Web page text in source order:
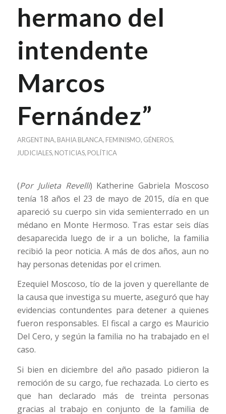
hermano del
intendente
Marcos
Fernández”
ARGENTINA, BAHIA BLANCA, FEMINISMO, GÉNEROS,
JUDICIALES, NOTICIAS, POLÍTICA
(Por Julieta Revelli) Katherine Gabriela Moscoso
tenía 18 años el 23 de mayo de 2015, día en que
apareció su cuerpo sin vida semienterrado en un
médano en Monte Hermoso. Tras estar seis días
desaparecida luego de ir a un boliche, la familia
recibió la peor noticia. A más de dos años, aun no
hay personas detenidas por el crimen.
Ezequiel Moscoso, tío de la joven y querellante de
la causa que investiga su muerte, aseguró que hay
evidencias contundentes para detener a quienes
fueron responsables. El fiscal a cargo es Mauricio
Del Cero, y según la familia no ha trabajado en el
caso.
Si bien en diciembre del año pasado pidieron la
remoción de su cargo, fue rechazada. Lo cierto es
que han declarado más de treinta personas
gracias al trabajo en conjunto de la familia de